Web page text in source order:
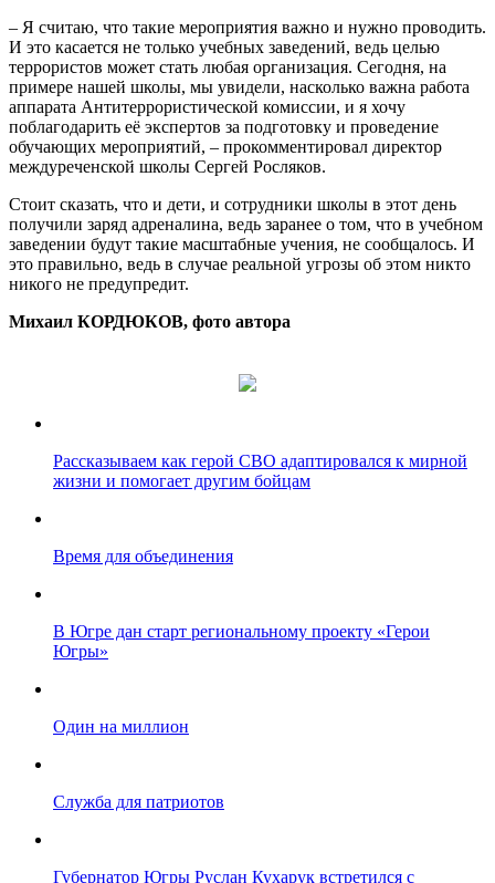
– Я считаю, что такие мероприятия важно и нужно проводить.
И это касается не только учебных заведений, ведь целью
террористов может стать любая организация. Сегодня, на
примере нашей школы, мы увидели, насколько важна работа
аппарата Антитеррористической комиссии, и я хочу
поблагодарить её экспертов за подготовку и проведение
обучающих мероприятий, – прокомментировал директор
междуреченской школы Сергей Росляков.
Стоит сказать, что и дети, и сотрудники школы в этот день
получили заряд адреналина, ведь заранее о том, что в учебном
заведении будут такие масштабные учения, не сообщалось. И
это правильно, ведь в случае реальной угрозы об этом никто
никого не предупредит.
Михаил КОРДЮКОВ, фото автора
Рассказываем как герой СВО адаптировался к мирной
жизни и помогает другим бойцам
Время для объединения
В Югре дан старт региональному проекту «Герои
Югры»
Один на миллион
Служба для патриотов
Губернатор Югры Руслан Кухарук встретился с